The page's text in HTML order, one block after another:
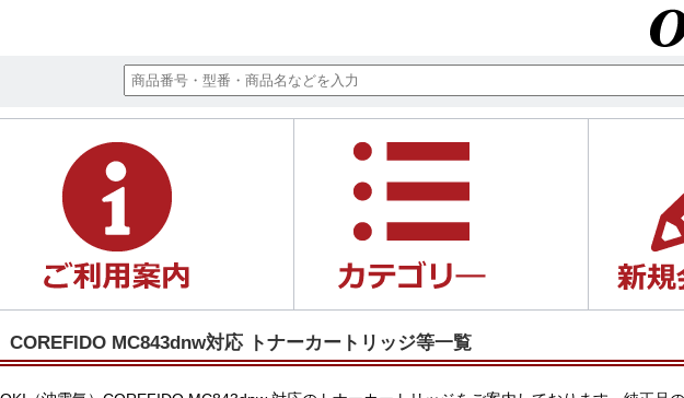
COREFIDO MC843dnw対応 トナーカートリッジ等一覧